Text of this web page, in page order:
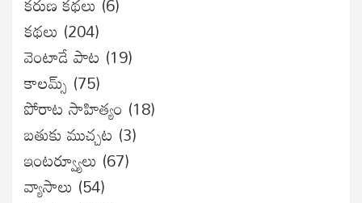
కథలు (204)
వెంటాడే పాట (19)
కాలమ్స్ (75)
పోరాట సాహిత్యం (18)
బతుకు ముచ్చట (3)
ఇంటర్వ్యూలు (67)
వ్యాసాలు (54)